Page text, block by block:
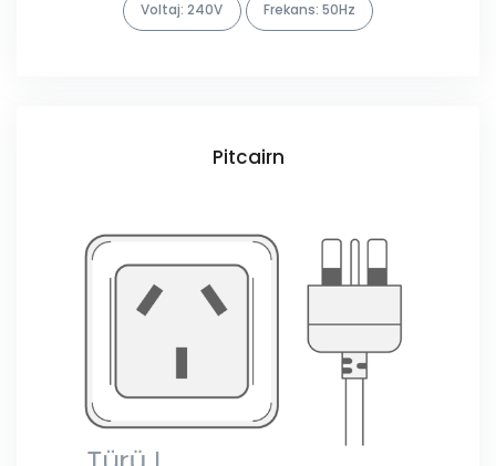
Voltaj: 240V Frekans: 50Hz
Pitcairn